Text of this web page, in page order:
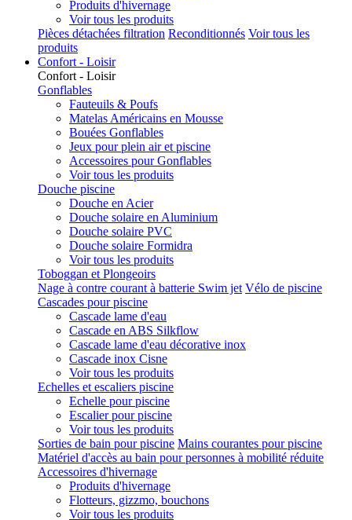
Produits d'hivernage
Voir tous les produits
Pièces détachées filtration Reconditionnés Voir tous les
produits
Confort - Loisir
Confort - Loisir
Gonflables
Fauteuils & Poufs
Matelas Américains en Mousse
Bouées Gonflables
Jeux pour plein air et piscine
Accessoires pour Gonflables
Voir tous les produits
Douche piscine
Douche en Acier
Douche solaire en Aluminium
Douche solaire PVC
Douche solaire Formidra
Voir tous les produits
Toboggan et Plongeoirs
Nage à contre courant à batterie Swim jet Vélo de piscine
Cascades pour piscine
Cascade lame d'eau
Cascade en ABS Silkflow
Cascade lame d'eau décorative inox
Cascade inox Cisne
Voir tous les produits
Echelles et escaliers piscine
Echelle pour piscine
Escalier pour piscine
Voir tous les produits
Sorties de bain pour piscine Mains courantes pour piscine
Matériel d'accès au bain pour personnes à mobilité réduite
Accessoires d'hivernage
Produits d'hivernage
Flotteurs, gizzmo, bouchons
Voir tous les produits